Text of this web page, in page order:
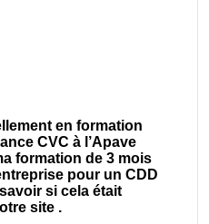
en formation
CVC à l’Apave
formation de 3 mois
pour un CDD
si cela était
site .